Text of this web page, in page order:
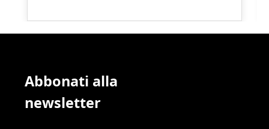
Abbonati alla
newsletter